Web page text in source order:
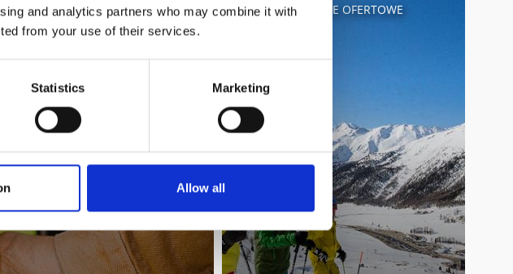
and analytics partners who may combine it with
from your use of their services.
Statistics Marketing
Allow all
GUEST PASS VINSCHGAU ZIMOWE TYGODNIE OFERTOWE